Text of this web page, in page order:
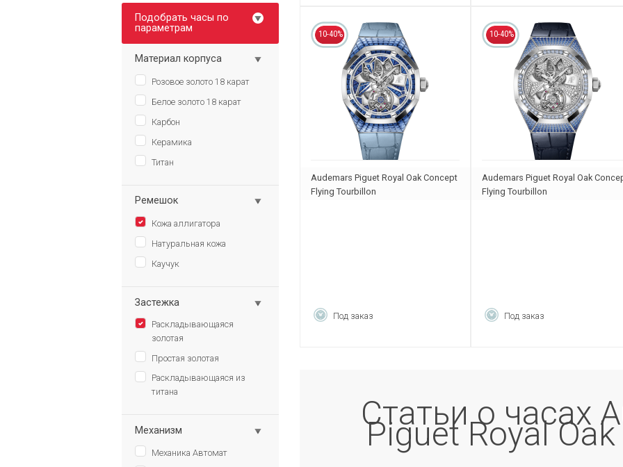
Подобрать часы по
параметрам
Материал корпуса
Розовое золото 18 карат
Белое золото 18 карат
Карбон
Керамика
Титан
Ремешок
Кожа аллигатора
Натуральная кожа
Каучук
Застежка
Раскладывающаяся
золотая
Простая золотая
Раскладывающаяся из
титана
Механизм
Механика Автомат
10-40%
Audemars Piguet Royal Oak Concept
Flying Tourbillon
Под заказ
10-40%
Audemars Piguet Royal Oak
Flying Tourbillon
Под заказ
Статьи о часах
Piguet Royal